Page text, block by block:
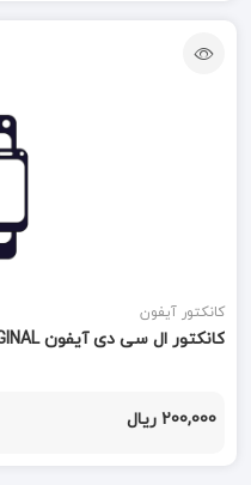
کانکتور آیفون
کانکتور ال سی دی آیفون CONNECTOR LCD IPHONE 5S ORIGINAL
200,000 ریال